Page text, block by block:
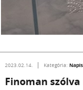
2023.02.14. Kategória:
Finoman